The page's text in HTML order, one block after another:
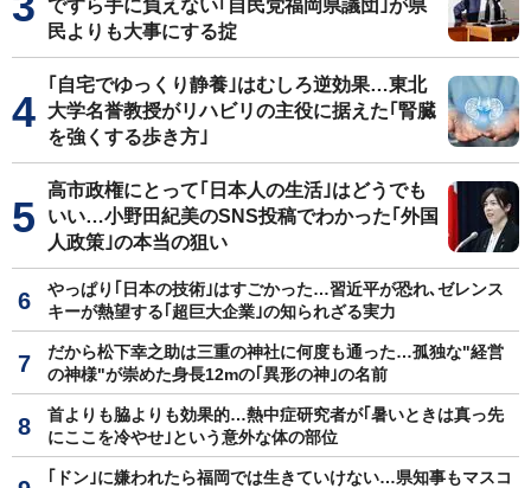
ですら手に負えない｢自民党福岡県議団｣が県
民よりも大事にする掟
｢自宅でゆっくり静養｣はむしろ逆効果…東北
大学名誉教授がリハビリの主役に据えた｢腎臓
を強くする歩き方｣
高市政権にとって｢日本人の生活｣はどうでも
いい…小野田紀美のSNS投稿でわかった｢外国
人政策｣の本当の狙い
やっぱり｢日本の技術｣はすごかった…習近平が恐れ､ゼレンス
キーが熱望する｢超巨大企業｣の知られざる実力
だから松下幸之助は三重の神社に何度も通った…孤独な"経営
の神様"が崇めた身長12mの｢異形の神｣の名前
首よりも脇よりも効果的…熱中症研究者が｢暑いときは真っ先
にここを冷やせ｣という意外な体の部位
｢ドン｣に嫌われたら福岡では生きていけない…県知事もマスコ